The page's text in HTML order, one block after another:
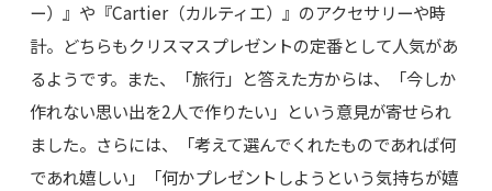
ー）』や『Cartier（カルティエ）』のアクセサリーや時
計。どちらもクリスマスプレゼントの定番として人気があ
るようです。また、「旅行」と答えた方からは、「今しか
作れない思い出を2人で作りたい」という意見が寄せられ
ました。さらには、「考えて選んでくれたものであれば何
であれ嬉しい」「何かプレゼントしようという気持ちが嬉